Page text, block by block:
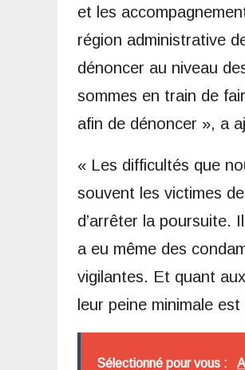
et les
région administrative
dénoncer au niveau
sommes en train de
afin de dénoncer », a
« Les difficultés que
souvent les victimes
d’arrêter la poursuite.
a eu même des
vigilantes. Et quant
leur peine minimale
Sélectionné pour vous :